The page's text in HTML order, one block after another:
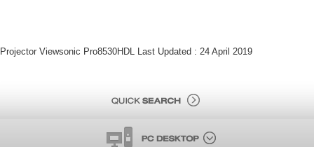
Projector Viewsonic Pro8530HDL Last Updated : 24 April 2019